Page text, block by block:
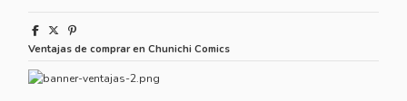
Ventajas de comprar en Chunichi Comics